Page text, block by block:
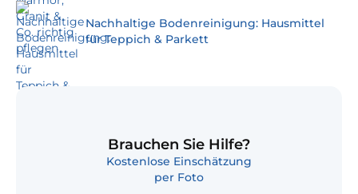
Nachhaltige Bodenreinigung: Hausmittel
für Teppich & Parkett
Brauchen Sie Hilfe?
Kostenlose Einschätzung
per Foto